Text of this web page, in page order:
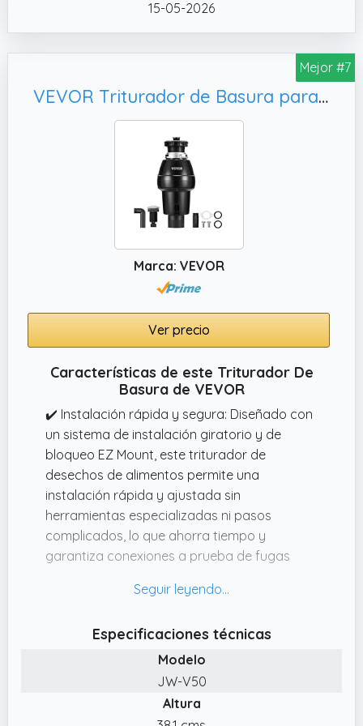
rápida: Este triturador de basura cuenta con
un motor de CC de 1 HP que funciona a 3960
RPM para una trituración estable y potente.
alimentos, lo que reduce el riesgo de
obstrucciones en el drenaje y aumenta la
✔️ Reducción de ruido de múltiples capas:
Disfrute de una experiencia de molienda más
silenciosa con este triturador de basura para
fregadero de cocina, que cuenta con 3
capas de reducción de ruido(algodón
insonorizado, protección contra
salpicaduras y una carcasa gruesa de ABS)
funcionamiento tranquilo.
15-05-2026
Mejor #7
VEVOR Triturador de Basura para Fregadero de Cocina, Negro
Marca: VEVOR
Ver precio
Características de este Triturador De
Basura de VEVOR
✔️ Instalación rápida y segura: Diseñado con
un sistema de instalación giratorio y de
bloqueo EZ Mount, este triturador de
desechos de alimentos permite una
instalación rápida y ajustada sin
herramientas especializadas ni pasos
complicados, lo que ahorra tiempo y
garantiza conexiones a prueba de fugas
Disfrute de una experiencia de molienda más
fregadero de cocina, que cuenta con 3
capas de reducción de ruido(algodón
insonorizado, protección contra
salpicaduras y una carcasa gruesa de ABS)
para minimizar las molestias y garantizar un
Especificaciones técnicas
Modelo
JW-V50
Altura